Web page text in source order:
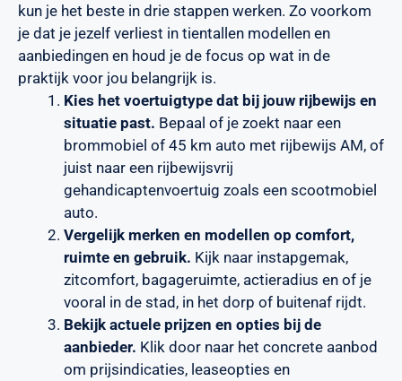
kun je het beste in drie stappen werken. Zo voorkom
je dat je jezelf verliest in tientallen modellen en
aanbiedingen en houd je de focus op wat in de
praktijk voor jou belangrijk is.
Kies het voertuigtype dat bij jouw rijbewijs en
situatie past. Bepaal of je zoekt naar een
brommobiel of 45 km auto met rijbewijs AM, of
juist naar een rijbewijsvrij
gehandicaptenvoertuig zoals een scootmobiel
auto.
Vergelijk merken en modellen op comfort,
ruimte en gebruik. Kijk naar instapgemak,
zitcomfort, bagageruimte, actieradius en of je
vooral in de stad, in het dorp of buitenaf rijdt.
Bekijk actuele prijzen en opties bij de
aanbieder. Klik door naar het concrete aanbod
om prijsindicaties, leaseopties en